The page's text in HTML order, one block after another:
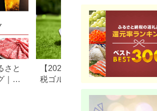
さと
｜高
【2026年最新】ふるさと納
税ゴルフボールおすすめラ
ンキング｜タイトリスト・
スリクソンなど人気返礼品